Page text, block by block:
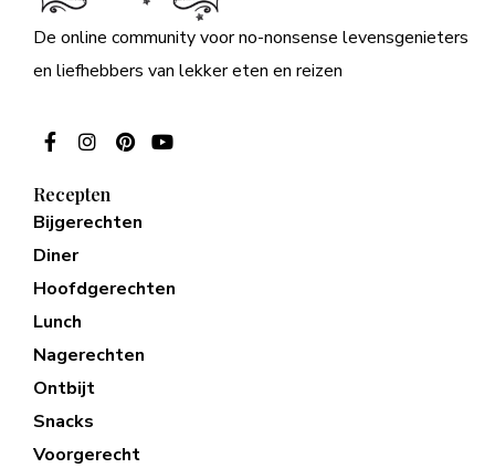
De online community voor no-nonsense levensgenieters
en liefhebbers van lekker eten en reizen
Recepten
Bijgerechten
Diner
Hoofdgerechten
Lunch
Nagerechten
Ontbijt
Snacks
Voorgerecht